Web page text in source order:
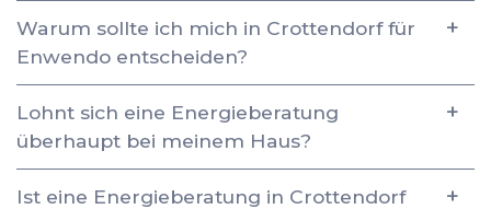
Warum sollte ich mich in Crottendorf für
Enwendo entscheiden?
Lohnt sich eine Energieberatung
überhaupt bei meinem Haus?
Ist eine Energieberatung in Crottendorf